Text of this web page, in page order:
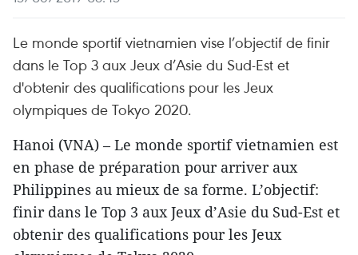
Le monde sportif vietnamien vise l’objectif de finir
dans le Top 3 aux Jeux d’Asie du Sud-Est et
d'obtenir des qualifications pour les Jeux
olympiques de Tokyo 2020.
Hanoi (VNA) – Le monde sportif vietnamien est
en phase de préparation pour arriver aux
Philippines au mieux de sa forme. L’objectif:
finir dans le Top 3 aux Jeux d’Asie du Sud-Est et
obtenir des qualifications pour les Jeux